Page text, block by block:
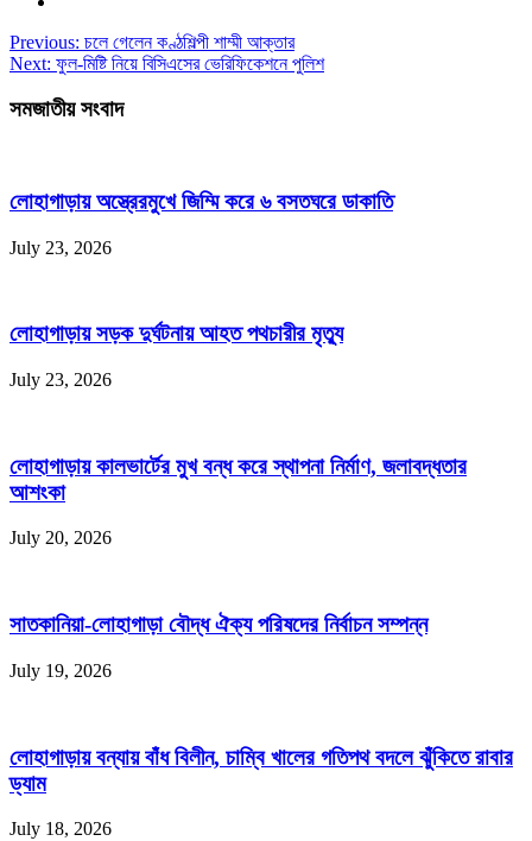
Previous: চলে গেলেন কণ্ঠশিল্পী শাম্মী আক্তার
Next: ফুল-মিষ্টি নিয়ে বিসিএসের ভেরিফিকেশনে পুলিশ
সমজাতীয় সংবাদ
লোহাগাড়ায় অস্ত্রেরমুখে জিম্মি করে ৬ বসতঘরে ডাকাতি
July 23, 2026
লোহাগাড়ায় সড়ক দুর্ঘটনায় আহত পথচারীর মৃত্যু
July 23, 2026
লোহাগাড়ায় কালভার্টের মুখ বন্ধ করে স্থাপনা নির্মাণ, জলাবদ্ধতার
আশংকা
July 20, 2026
সাতকানিয়া-লোহাগাড়া বৌদ্ধ ঐক্য পরিষদের নির্বাচন সম্পন্ন
July 19, 2026
লোহাগাড়ায় বন্যায় বাঁধ বিলীন, চাম্বি খালের গতিপথ বদলে ঝুঁকিতে রাবার
ড্যাম
July 18, 2026